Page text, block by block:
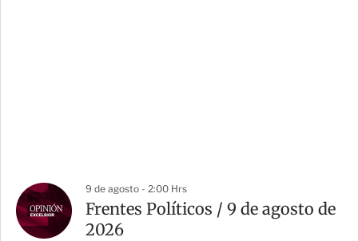
9 de agosto - 2:00 Hrs
Frentes Políticos / 9 de agosto de
2026